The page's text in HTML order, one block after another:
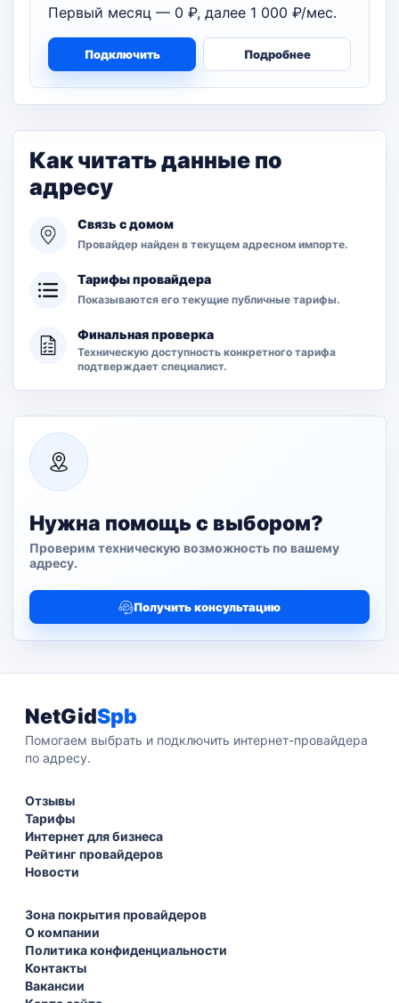
Первый месяц — 0 ₽, далее 1 000 ₽/мес.
Подключить Подробнее
Как читать данные по
адресу
Связь с домом
Провайдер найден в текущем адресном импорте.
Тарифы провайдера
Показываются его текущие публичные тарифы.
Финальная проверка
Техническую доступность конкретного тарифа
подтверждает специалист.
Нужна помощь с выбором?
Проверим техническую возможность по вашему
адресу.
Получить консультацию
NetGidSpb
Помогаем выбрать и подключить интернет-провайдера
по адресу.
Отзывы
Тарифы
Интернет для бизнеса
Рейтинг провайдеров
Новости
Зона покрытия провайдеров
О компании
Политика конфиденциальности
Контакты
Вакансии